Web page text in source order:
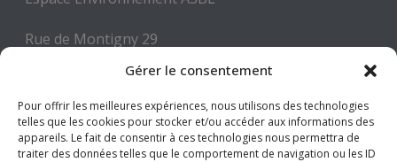
Gérer le consentement
Pour offrir les meilleures expériences, nous utilisons des technologies
telles que les cookies pour stocker et/ou accéder aux informations des
appareils. Le fait de consentir à ces technologies nous permettra de
traiter des données telles que le comportement de navigation ou les ID
Rue de Montigny 29
6000 CHARLEROI
Tél: +32 71 300 300
Mail: info@espace-environnement.be